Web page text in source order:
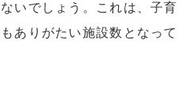
いでしょう。これは、子育
ありがたい施設数となって